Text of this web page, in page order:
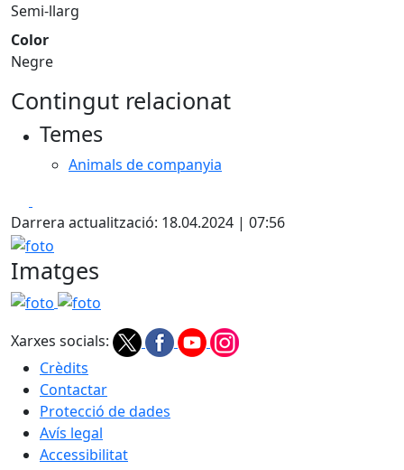
Semi-llarg
Color
Negre
Contingut relacionat
Temes
Animals de companyia
Darrera actualització: 18.04.2024 | 07:56
foto
Imatges
foto foto
Xarxes socials:
Crèdits
Contactar
Protecció de dades
Avís legal
Accessibilitat